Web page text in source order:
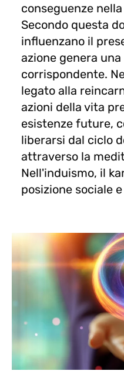
conseguenze
Secondo questa
influenzano il
azione genera
corrispondente.
legato alla
azioni della vita
esistenze future,
liberarsi dal ciclo
attraverso la
Nell'induismo, il
posizione sociale